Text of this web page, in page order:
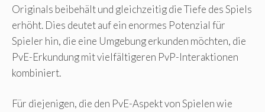
Originals beibehält und gleichzeitig die Tiefe des Spiels
erhöht. Dies deutet auf ein enormes Potenzial für
Spieler hin, die eine Umgebung erkunden möchten, die
PvE-Erkundung mit vielfältigeren PvP-Interaktionen
kombiniert.
Für diejenigen, die den PvE-Aspekt von Spielen wie